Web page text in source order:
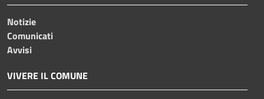
Notizie
Comunicati
Avvisi
VIVERE IL COMUNE